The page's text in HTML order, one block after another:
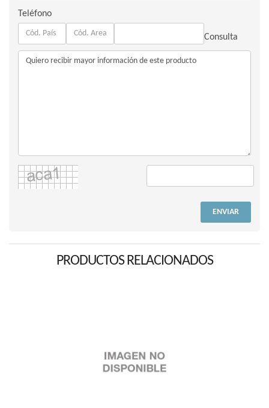
Teléfono
Consulta
ENVIAR
PRODUCTOS RELACIONADOS